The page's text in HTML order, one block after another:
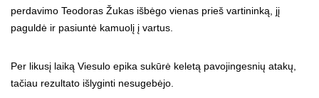
perdavimo Teodoras Žukas išbėgo vienas prieš vartininką, jį
paguldė ir pasiuntė kamuolį į vartus.
Per likusį laiką Viesulo epika sukūrė keletą pavojingesnių atakų,
tačiau rezultato išlyginti nesugebėjo.